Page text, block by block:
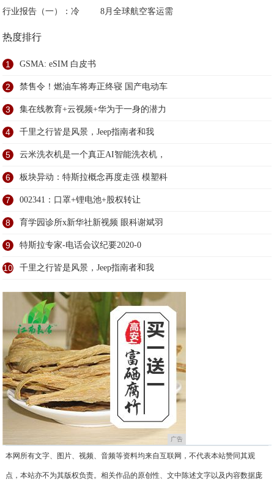
行业报告（一）：冷 8月全球航空客运需
热度排行
1 GSMA: eSIM 白皮书
2 禁售令！燃油车将寿正终寝 国产电动车
3 集在线教育+云视频+华为于一身的潜力
4 千里之行皆是风景，Jeep指南者和我
5 云米洗衣机是一个真正AI智能洗衣机，
6 板块异动：特斯拉概念再度走强 模塑科
7 002341：口罩+锂电池+股权转让
8 育学园诊所x新华社新视频 眼科谢斌羽
9 特斯拉专家-电话会议纪要2020-0
10 千里之行皆是风景，Jeep指南者和我
广告
本网所有文字、图片、视频、音频等资料均来自互联网，不代表本站赞同其观
点，本站亦不为其版权负责。相关作品的原创性、文中陈述文字以及内容数据庞